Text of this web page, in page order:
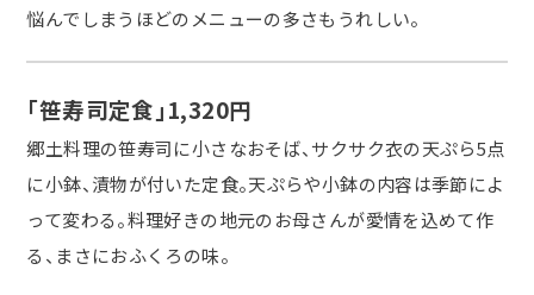
悩んでしまうほどのメニューの多さもうれしい。
「笹寿司定食」1,320円
郷土料理の笹寿司に小さなおそば、サクサク衣の天ぷら5点
に小鉢、漬物が付いた定食。天ぷらや小鉢の内容は季節によ
って変わる。料理好きの地元のお母さんが愛情を込めて作
る、まさにおふくろの味。